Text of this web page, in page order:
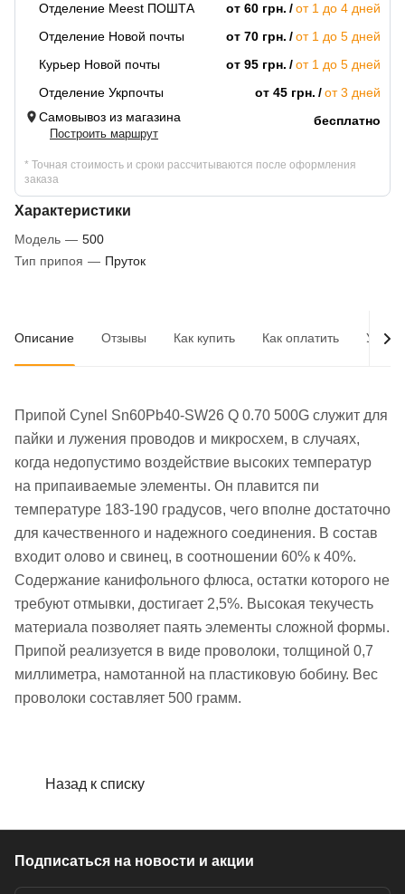
Отделение Meest ПОШТА от 60 грн.
от 1 до 4 дней
Отделение Новой почты
от 70 грн.
от 1 до 5 дней
Курьер Новой почты
от 95 грн.
от 1 до 5 дней
Отделение Укрпочты
от 45 грн.
от 3 дней
Самовывоз из магазина
Построить маршрут
бесплатно
* Точная стоимость и сроки рассчитываются после оформления
заказа
Характеристики
Модель — 500
Тип припоя — Пруток
Описание Отзывы Как купить Как оплатить
Припой Cynel Sn60Pb40-SW26 Q 0.70 500G служит для
пайки и лужения проводов и микросхем, в случаях,
когда недопустимо воздействие высоких температур
на припаиваемые элементы. Он плавится пи
температуре 183-190 градусов, чего вполне достаточно
для качественного и надежного соединения. В состав
входит олово и свинец, в соотношении 60% к 40%.
Содержание канифольного флюса, остатки которого не
требуют отмывки, достигает 2,5%. Высокая текучесть
материала позволяет паять элементы сложной формы.
Припой реализуется в виде проволоки, толщиной 0,7
миллиметра, намотанной на пластиковую бобину. Вес
проволоки составляет 500 грамм.
Назад к списку
Подписаться на новости и акции